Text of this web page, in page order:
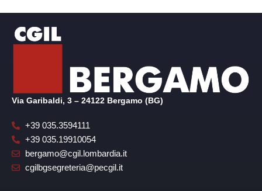
Via Garibaldi, 3 – 24122 Bergamo (BG)
+39 035.3594111
+39 035.19910054
bergamo@cgil.lombardia.it
cgilbgsegreteria@pecgil.it